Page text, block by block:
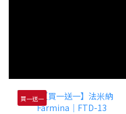
買一送一